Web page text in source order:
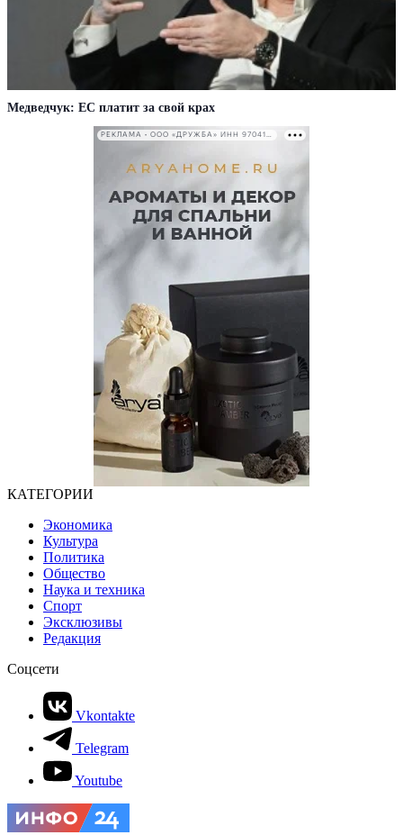
Медведчук: ЕС платит за свой крах
РЕКЛАМА • ООО «ДРУЖБА» ИНН 9704146411
КАТЕГОРИИ
Экономика
Культура
Политика
Общество
Наука и техника
Спорт
Эксклюзивы
Редакция
Соцсети
Vkontakte
Telegram
Youtube